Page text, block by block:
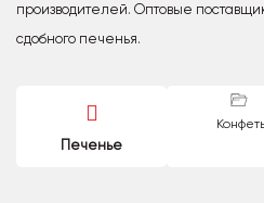
производителей. Оптовые
сдобного печенья.
Печенье